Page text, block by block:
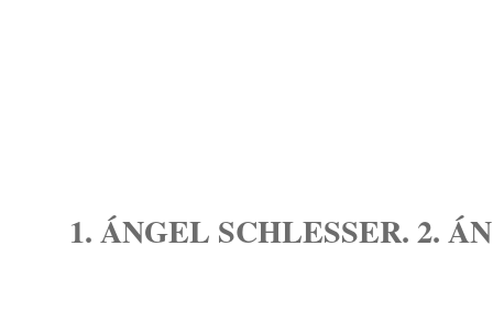
1. ÁNGEL SCHLESSER. 2.